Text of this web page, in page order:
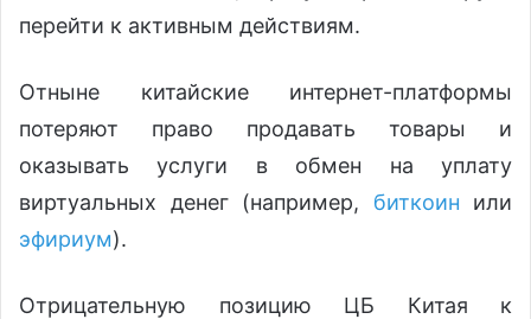
перейти к активным действиям.
Отныне китайские интернет-платформы
потеряют право продавать товары и
оказывать услуги в обмен на уплату
виртуальных денег (например, биткоин или
эфириум).
Отрицательную позицию ЦБ Китая к